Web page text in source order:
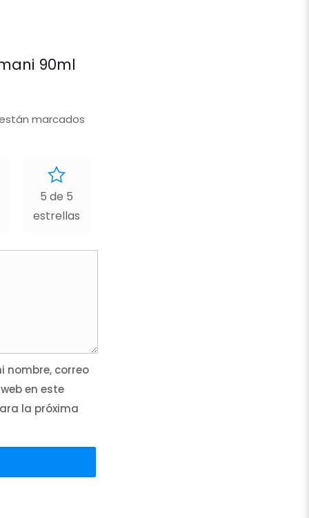
90ml
marcados
5 de 5
estrellas
nombre, correo
en este
la próxima